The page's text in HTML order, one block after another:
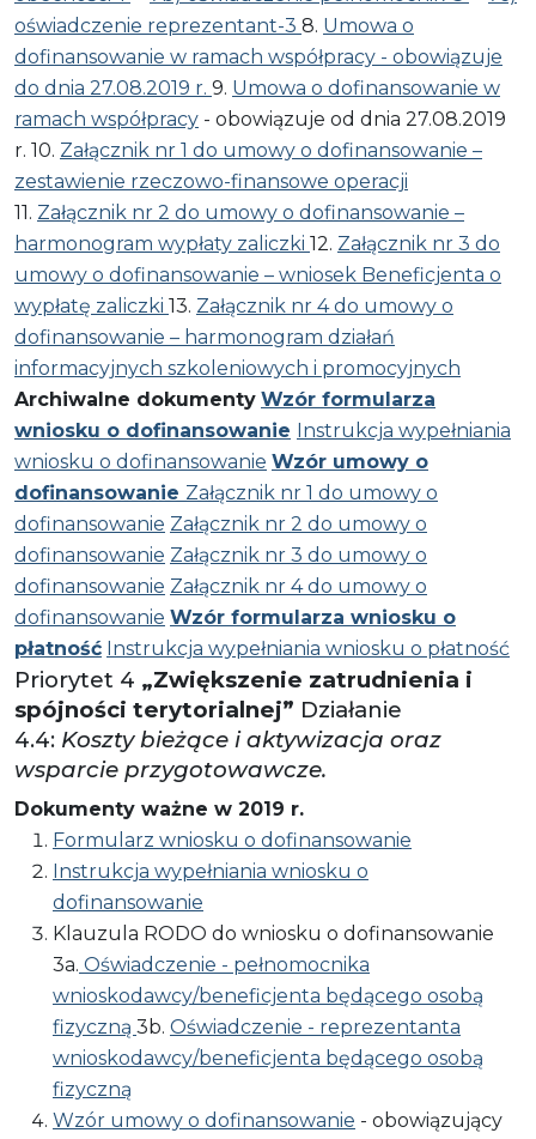
oświadczenie reprezentant-3 8. Umowa o
dofinansowanie w ramach współpracy - obowiązuje
do dnia 27.08.2019 r. 9. Umowa o dofinansowanie w
ramach współpracy - obowiązuje od dnia 27.08.2019
r. 10. Załącznik nr 1 do umowy o dofinansowanie –
zestawienie rzeczowo-finansowe operacji
11. Załącznik nr 2 do umowy o dofinansowanie –
harmonogram wypłaty zaliczki 12. Załącznik nr 3 do
umowy o dofinansowanie – wniosek Beneficjenta o
wypłatę zaliczki 13. Załącznik nr 4 do umowy o
dofinansowanie – harmonogram działań
informacyjnych szkoleniowych i promocyjnych
Archiwalne dokumenty Wzór formularza
wniosku o dofinansowanie Instrukcja wypełniania
wniosku o dofinansowanie Wzór umowy o
dofinansowanie Załącznik nr 1 do umowy o
dofinansowanie Załącznik nr 2 do umowy o
dofinansowanie Załącznik nr 3 do umowy o
dofinansowanie Załącznik nr 4 do umowy o
dofinansowanie Wzór formularza wniosku o
płatność Instrukcja wypełniania wniosku o płatność
Priorytet 4 „Zwiększenie zatrudnienia i
spójności terytorialnej” Działanie
4.4: Koszty bieżące i aktywizacja oraz
wsparcie przygotowawcze.
Dokumenty ważne w 2019 r.
Formularz wniosku o dofinansowanie
Instrukcja wypełniania wniosku o
dofinansowanie
Klauzula RODO do wniosku o dofinansowanie
3a. Oświadczenie - pełnomocnika
wnioskodawcy/beneficjenta będącego osobą
fizyczną 3b. Oświadczenie - reprezentanta
wnioskodawcy/beneficjenta będącego osobą
fizyczną
Wzór umowy o dofinansowanie - obowiązujący